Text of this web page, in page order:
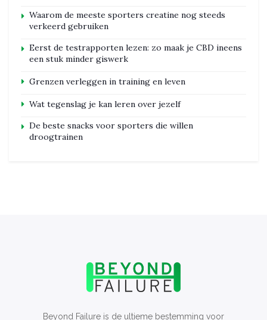
Waarom de meeste sporters creatine nog steeds
verkeerd gebruiken
Eerst de testrapporten lezen: zo maak je CBD ineens
een stuk minder giswerk
Grenzen verleggen in training en leven
Wat tegenslag je kan leren over jezelf
De beste snacks voor sporters die willen
droogtrainen
Beyond Failure is de ultieme bestemming voor